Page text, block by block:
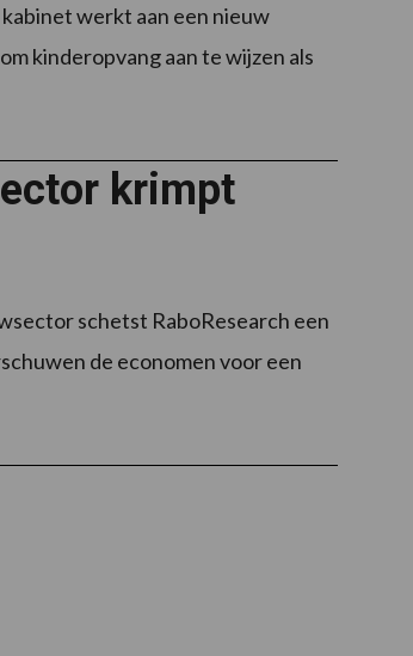
werkt aan een nieuw
kinderopvang aan te wijzen als
krimpt
schetst RaboResearch een
de economen voor een